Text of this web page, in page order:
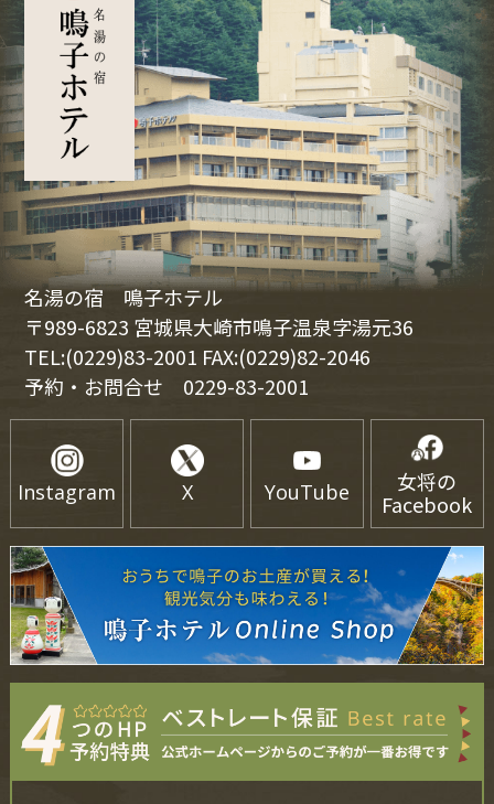
名湯の宿 鳴子ホテル
〒989-6823 宮城県大崎市鳴子温泉字湯元36
TEL:(0229)83-2001 FAX:(0229)82-2046
予約・お問合せ 0229-83-2001
Instagram X YouTube
女将の
Facebook